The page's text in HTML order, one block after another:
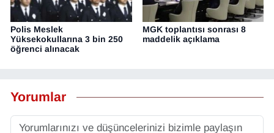
Polis Meslek
Yüksekokullarına 3 bin 250
öğrenci alınacak
MGK toplantısı sonrası 8
maddelik açıklama
Yorumlar